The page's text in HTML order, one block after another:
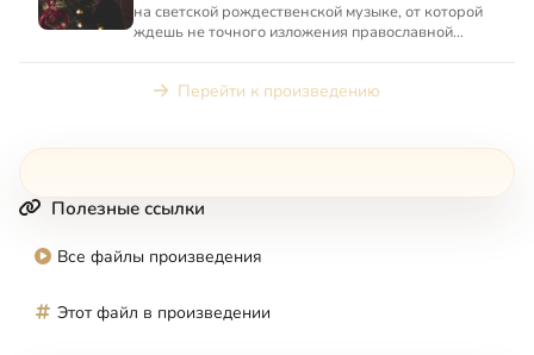
на светской рождественской музыке, от которой
ждешь не точного изложения православной
Перейти к произведению
Полезные ссылки
Все файлы произведения
Этот файл в произведении